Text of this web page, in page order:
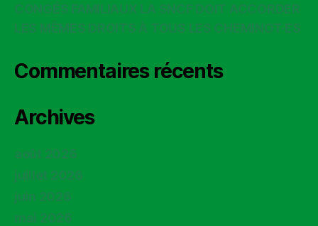
CONGÉS FAMILIAUX LA SNCF DOIT ACCORDER
LES MÊMES DROITS À TOUS LES CHEMINOT·ES
Commentaires récents
Archives
août 2026
juillet 2026
juin 2026
mai 2026